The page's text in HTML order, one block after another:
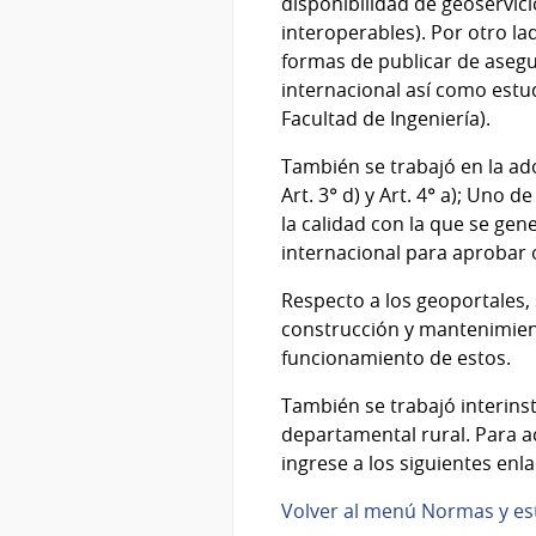
interoperables). Por otro
formas de publicar de
internacional así como
Facultad de Ingeniería).
También se trabajó en la
Art. 3° d) y Art. 4° a); Uno
la calidad con la que se
internacional para aprobar
Respecto a los
construcción y
funcionamiento de estos.
También se trabajó
departamental rural. Para
ingrese a los siguientes
Volver al menú Normas y